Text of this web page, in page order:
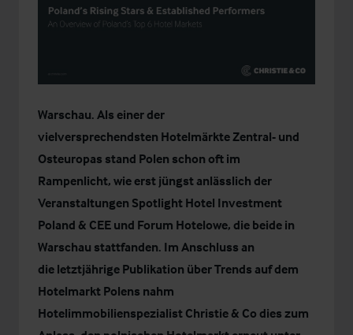
Warschau. Als einer der
vielversprechendsten Hotelmärkte Zentral- und
Osteuropas stand Polen schon oft im
Rampenlicht, wie erst jüngst anlässlich der
Veranstaltungen Spotlight Hotel Investment
Poland & CEE und Forum Hotelowe, die beide in
Warschau stattfanden. Im Anschluss an
die letztjährige Publikation über Trends auf dem
Hotelmarkt Polens nahm
Hotelimmobilienspezialist Christie & Co dies zum